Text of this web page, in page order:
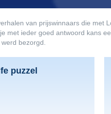
van prijswinnaars die met
met ieder goed antwoord kans
bezorgd.
puzzel